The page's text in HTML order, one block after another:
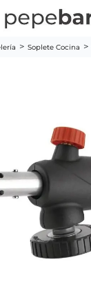
Soplete Cocina